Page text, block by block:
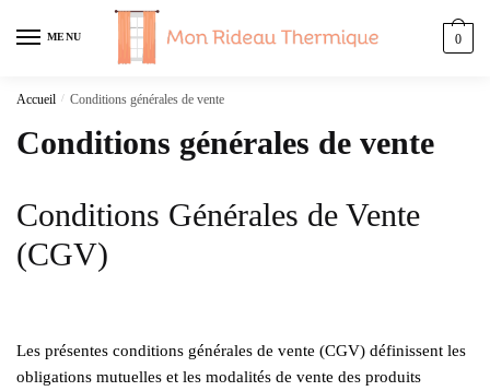
MENU 0
Accueil / Conditions générales de vente
Conditions générales de vente
Conditions Générales de Vente
(CGV)
Les présentes conditions générales de vente (CGV) définissent les
obligations mutuelles et les modalités de vente des produits